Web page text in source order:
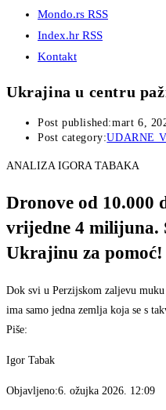
Mondo.rs RSS
Index.hr RSS
Kontakt
Ukrajina u centru
Post published:mart 6,
Post category:UDARNE
ANALIZA IGORA TABAKA
Dronove od 10.000
vrijedne 4 milijuna.
Ukrajinu za pomoć!
Dok svi u Perzijskom zaljevu
ima samo jedna zemlja koja se s
Piše:
Igor Tabak
Objavljeno:6. ožujka 2026. 12:09